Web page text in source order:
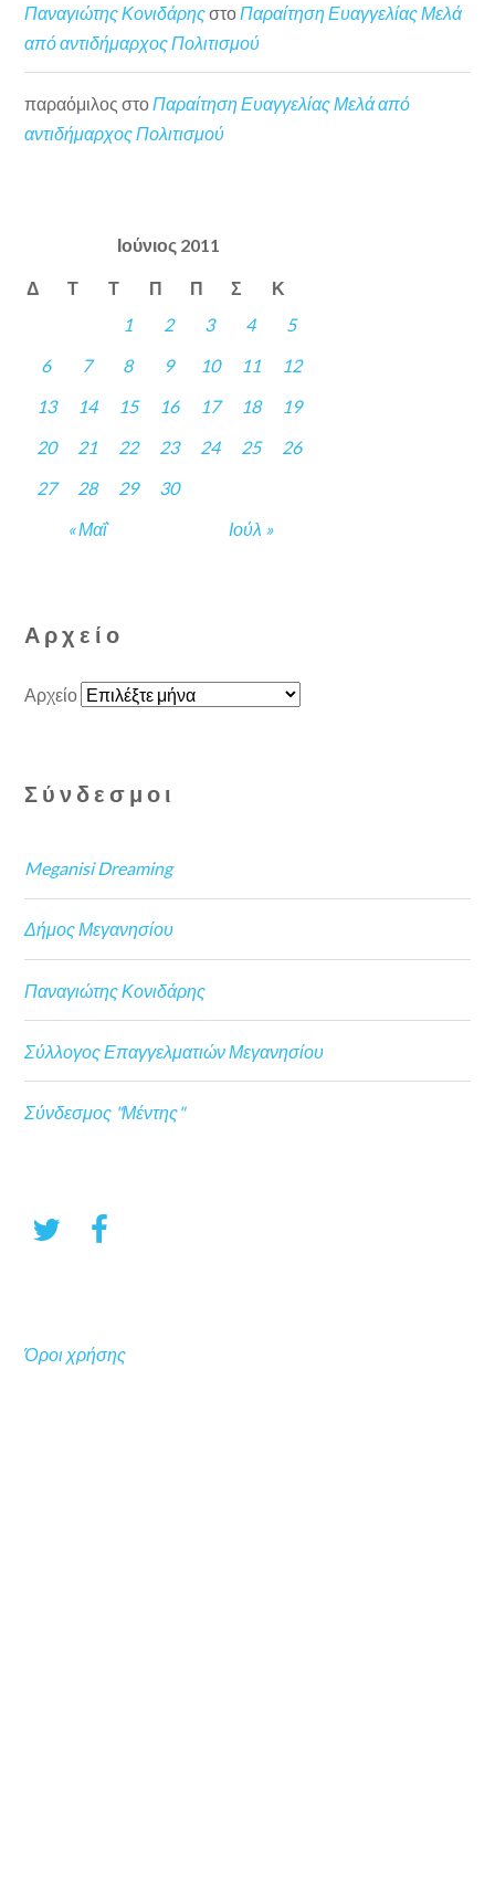
Παναγιώτης ΚονιδάρηςστοΠαραίτηση Ευαγγελίας Μελά
από αντιδήμαρχος Πολιτισμού
παραόμιλος στοΠαραίτηση Ευαγγελίας Μελά από
αντιδήμαρχος Πολιτισμού
Ιούνιος 2011
Δ Τ Τ Π Π Σ Κ
« Μαΐ Ιούλ »
1 2 3 4
5
6
7 8 9 10 11
12
13
14 15 16 17 18
19
20
21 22 23 24 25
26
27
28 29 30
Αρχείο
Αρχείο
Σύνδεσμοι
Meganisi Dreaming
Δήμος Μεγανησίου
Παναγιώτης Κονιδάρης
Σύλλογος Επαγγελματιών Μεγανησίου
Σύνδεσμος "Μέντης"
Όροι χρήσης